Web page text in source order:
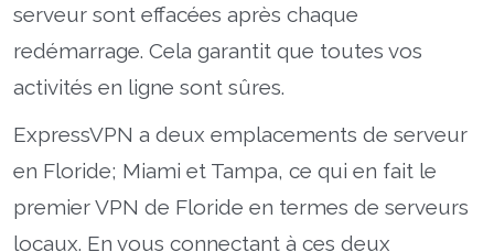
serveur sont effacées après chaque
redémarrage. Cela garantit que toutes vos
activités en ligne sont sûres.
ExpressVPN a deux emplacements de serveur
en Floride; Miami et Tampa, ce qui en fait le
premier VPN de Floride en termes de serveurs
locaux. En vous connectant à ces deux